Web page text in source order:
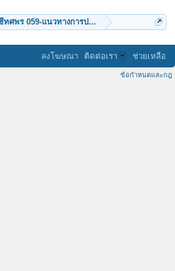
ทศพร 059-แนวทางการปฏิบ้ติ
ลงโฆษณา ติดต่อเรา ช่วยเหลือ
ข้อกำหนดและกฎ